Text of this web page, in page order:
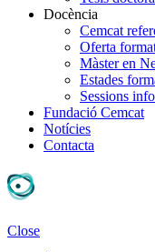
Docència
Cemcat
Oferta
Màster en
Estades
Sessions
Fundació Cemcat
Notícies
Contacta
Close